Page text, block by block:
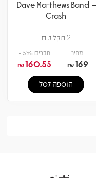
Dave Matthews Band –
Crash
2 תקליטים
מחיר
169
₪
חברים 5% -
160.55
₪
הוספה לסל